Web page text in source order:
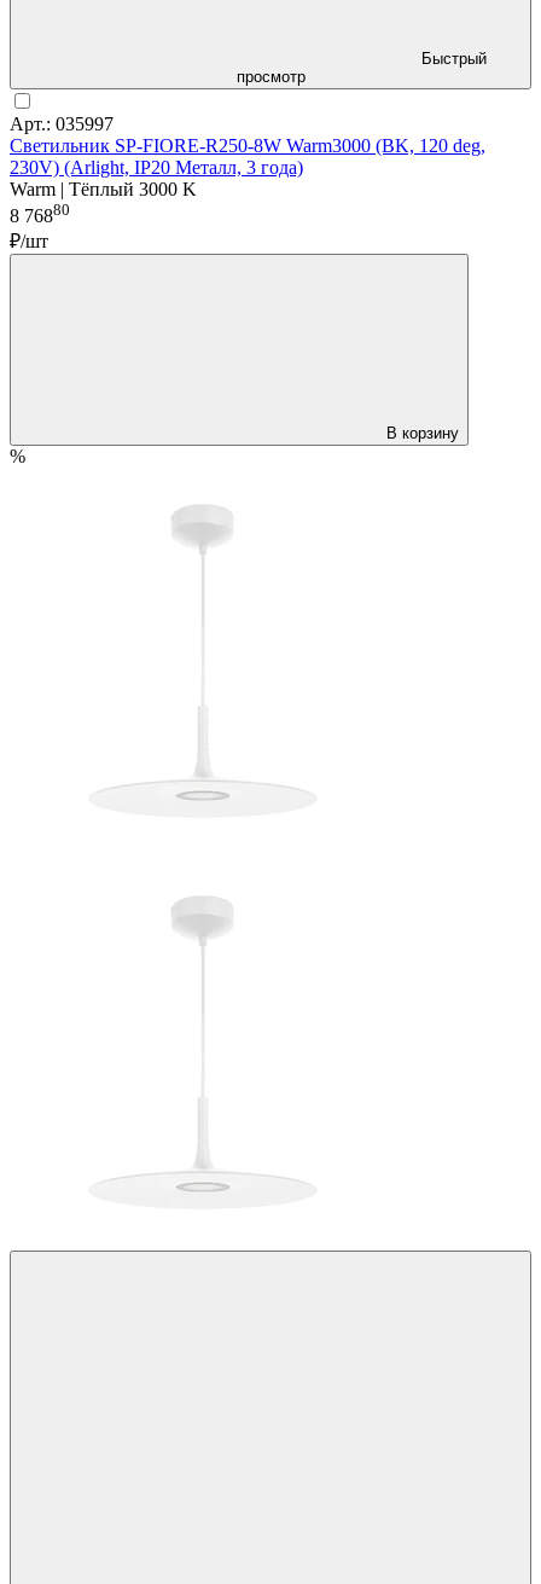
Быстрый
просмотр
Арт.: 035997
Светильник SP-FIORE-R250-8W Warm3000 (BK, 120 deg,
230V) (Arlight, IP20 Металл, 3 года)
Warm | Тёплый 3000 K
8 76880
₽/шт
В корзину
%